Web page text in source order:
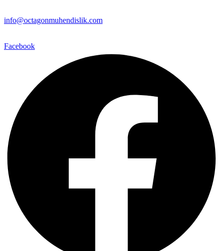
info@octagonmuhendislik.com
Facebook